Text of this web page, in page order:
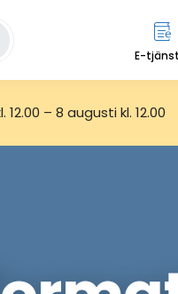
E-
– 8 augusti kl. 12.00